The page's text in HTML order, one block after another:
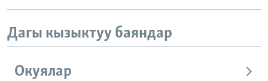
Дагы кызыктуу баяндар
Окуялар